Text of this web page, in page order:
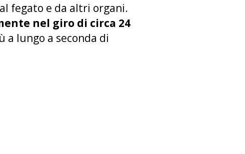
fegato e da altri organi.
nel giro di circa 24
a lungo a seconda di